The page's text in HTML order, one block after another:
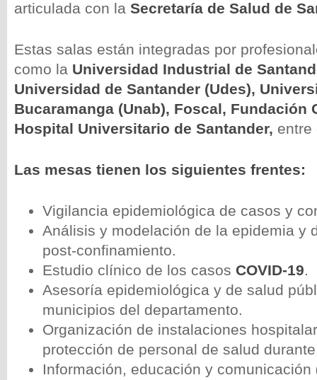
articulada con la Secretaría de Salud de
Estas salas están integradas por
como la Universidad Industrial de
Universidad de Santander (Udes),
Bucaramanga (Unab), Foscal, Fundación
Hospital Universitario de Santander, entre
Las mesas tienen los siguientes
Vigilancia epidemiológica de casos y
Análisis y modelación de la epidemia y
post-confinamiento.
Estudio clínico de los casos COVID-19.
Asesoría epidemiológica y de salud
municipios del departamento.
Organización de instalaciones
protección de personal de salud
Información, educación y comunicación
wp-
wp-